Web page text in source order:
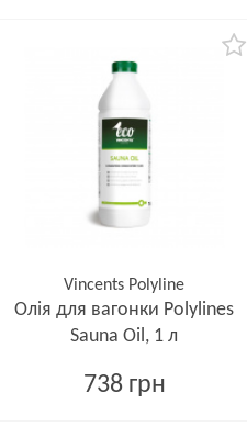
Vincents Polyline
Олія для вагонки Polylines
Sauna Oil, 1 л
738 грн